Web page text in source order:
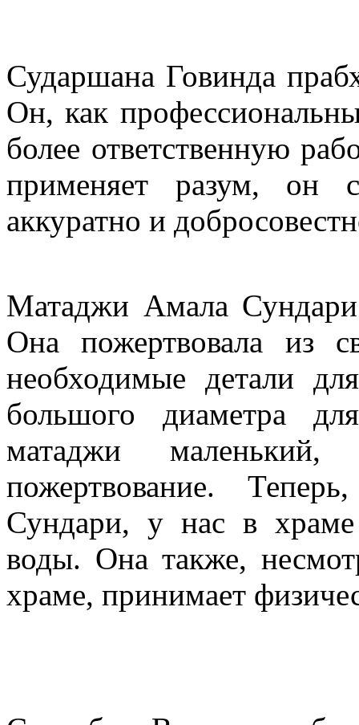
Сударшана Говинда
Он, как
более ответственную
применяет разум, он
аккуратно и
Матаджи Амала Сундари
Она пожертвовала из
необходимые детали
большого диаметра
матаджи
пожертвование.
Сундари, у нас в
воды. Она также,
храме, принимает